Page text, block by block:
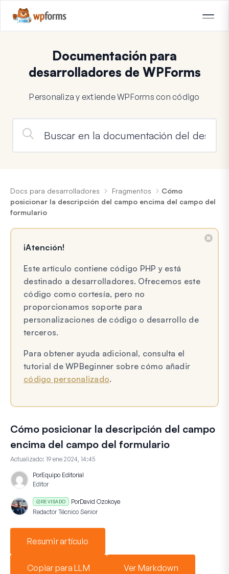
Documentación para
desarrolladores de WPForms
Personaliza y extiende WPForms con código
Docs para desarrolladores Fragmentos
Cómo
posicionar la descripción del campo encima del campo del
formulario
¡Atención!
Este artículo contiene código PHP y está
destinado a desarrolladores. Ofrecemos este
código como cortesía, pero no
proporcionamos soporte para
personalizaciones de código o desarrollo de
terceros.
Para obtener ayuda adicional, consulta el
tutorial de WPBeginner sobre cómo añadir
código personalizado.
Cómo posicionar la descripción del campo
encima del campo del formulario
Actualizado: 19 ene 2024, 14:45
PorEquipo Editorial
Editor
REVISADO PorDavid Ozokoye
Redactor Técnico Senior
Resumir artículo
Copiar para LLM Ver Markdown